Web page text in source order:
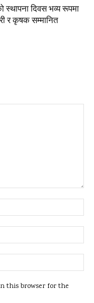
स्थापना दिवस भव्य रूपमा
र कृषक सम्मानित
this browser for the